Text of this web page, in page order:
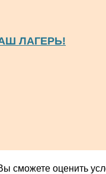
ЛАГЕРЬ!
сможете оценить